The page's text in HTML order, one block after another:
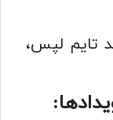
تایم لپس،